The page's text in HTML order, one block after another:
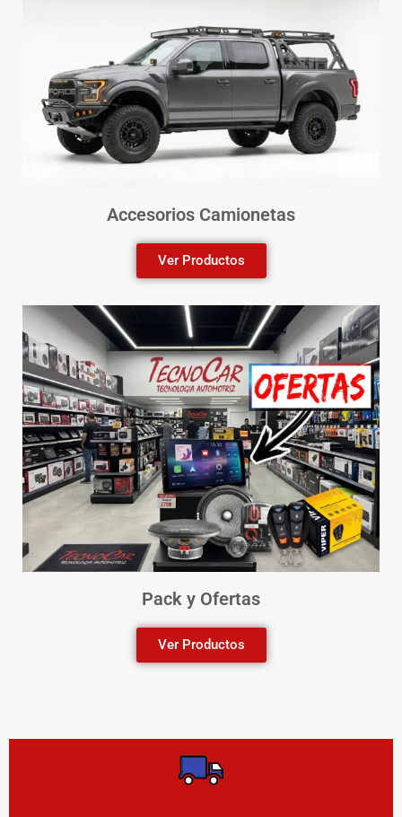
Accesorios Camionetas
Ver Productos
Pack y Ofertas
Ver Productos